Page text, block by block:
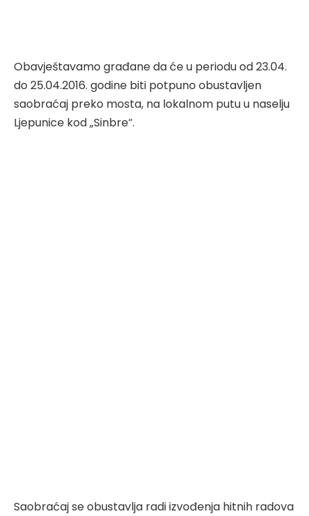
Obavještavamo građane da će u periodu od 23.04.
do 25.04.2016. godine biti potpuno obustavljen
saobraćaj preko mosta, na lokalnom putu u naselju
Ljepunice kod „Sinbre“.
Saobraćaj se obustavlja radi izvođenja hitnih radova